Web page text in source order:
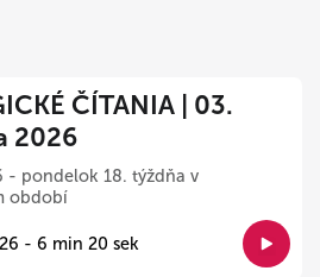
ČÍTANIA | 03.
2026
- pondelok 18. týždňa v
období
- 6 min 20 sek